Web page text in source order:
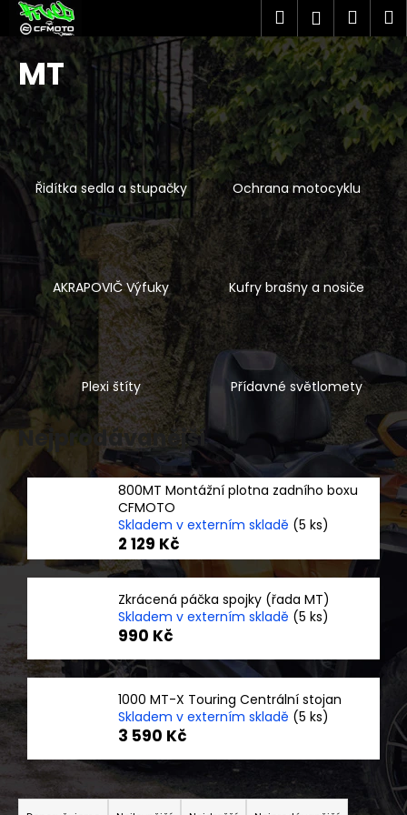
Přejít
obsah
Hledat
košík
MT
Řidítka sedla a stupačky Ochrana motocyklu
AKRAPOVIČ Výfuky Kufry brašny a nosiče
Plexi štíty Přídavné světlomety
Nejprodávanější
800MT Montážní plotna zadního boxu
CFMOTO
Skladem v externím skladě (5 ks)
2 129 Kč
Zkrácená páčka spojky (řada MT)
Skladem v externím skladě (5 ks)
990 Kč
1000 MT-X Touring Centrální stojan
Skladem v externím skladě (5 ks)
3 590 Kč
Ř
o
š
k
Zpět
Zpět
C
o
p
o
t
j
e
n
a
í
t
HLEDAT
D
o
p
o
u